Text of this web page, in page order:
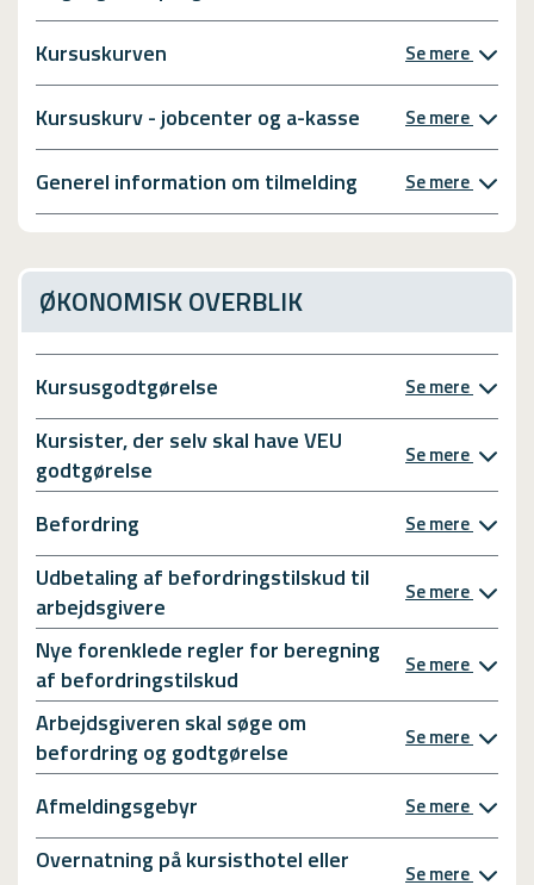
Kursuskurven Se mere
Kursuskurv - jobcenter og a-kasse Se mere
Generel information om tilmelding Se mere
ØKONOMISK OVERBLIK
Kursusgodtgørelse Se mere
Kursister, der selv skal have VEU
godtgørelse
Se mere
Befordring Se mere
Udbetaling af befordringstilskud til
arbejdsgivere
Se mere
Nye forenklede regler for beregning
af befordringstilskud
Se mere
Arbejdsgiveren skal søge om
befordring og godtgørelse
Se mere
Afmeldingsgebyr Se mere
Overnatning på kursisthotel eller
Se mere